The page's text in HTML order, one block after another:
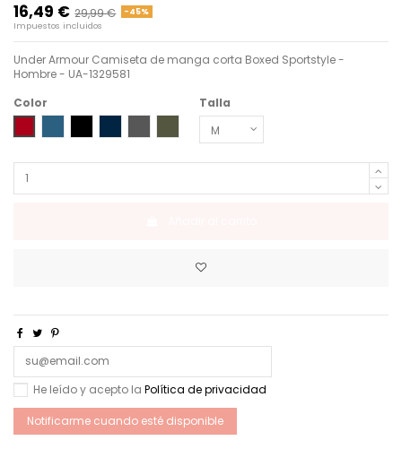
16,49 € 29,99 € -45%
Impuestos incluidos
Under Armour Camiseta de manga corta Boxed Sportstyle -
Hombre - UA-1329581
Color
ASH TAUPE-WHITE-LIME YELLOW
MARINE OD GREEN-HALO GRAY
Talla
He leído y acepto la Política de privacidad